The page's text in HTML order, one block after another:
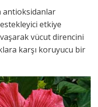
antioksidanlar
etkiye
vücut direncini
karşı koruyucu bir